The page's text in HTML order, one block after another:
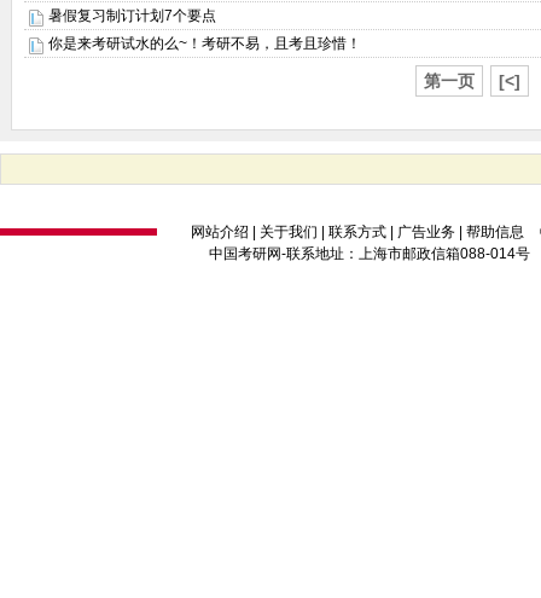
暑假复习制订计划7个要点
你是来考研试水的么~！考研不易，且考且珍惜！
第一页 [<]
网站介绍 关于我们 联系方式 广告业务 帮助信息
中国考研网-联系地址：上海市邮政信箱088-014